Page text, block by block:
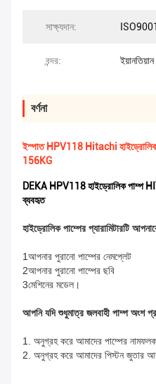
সাক্ষ্যদান: ISO9001
বন্দর: ইয়ানতিয়ান
বর্ণনা
ইস্পাত HPV118 Hitachi হাইড্রোলিক
156KG
DEKA HPV118 হাইড্রোলিক পাম্প
ব্যবহৃত
হাইড্রোলিক পাম্পের প্যারামিটারটি
1আপনার পুরানো পাম্পের নেমপ্লেট
2আপনার পুরানো পাম্পের ছবি
3মেশিনের মডেল।
আপনি যদি শুধুমাত্র জলবাহী পাম্প অংশ
1. অনুগ্রহ করে আমাদের পাম্পের নামফলক
2. অনুগ্রহ করে আমাদের পিস্টন জুতার